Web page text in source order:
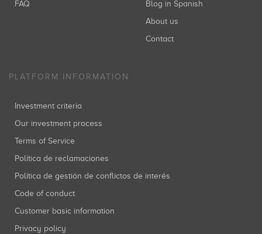
FAQ
Blog in Spanish
About us
Contact
PLATFORM INFORMATION
Investment criteria
Our investment process
Terms of Service
Política de reclamaciones
Política de gestión de conflictos de interés
Code of conduct
Customer basic information
Privacy policy